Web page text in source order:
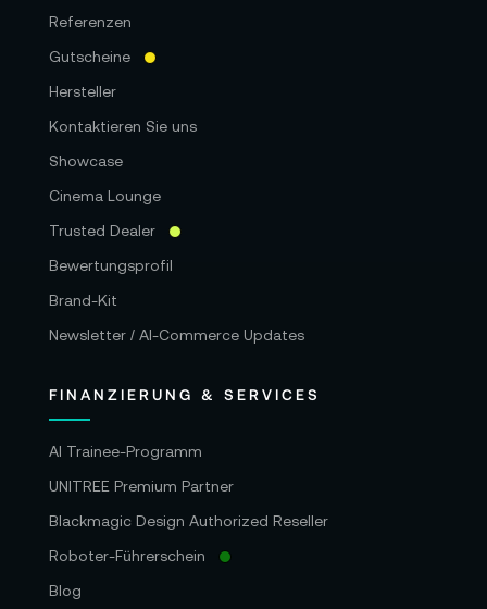
Referenzen
Gutscheine
Hersteller
Kontaktieren Sie uns
Showcase
Cinema Lounge
Trusted Dealer
Bewertungsprofil
Brand-Kit
Newsletter / AI-Commerce Updates
FINANZIERUNG & SERVICES
AI Trainee-Programm
UNITREE Premium Partner
Blackmagic Design Authorized Reseller
Roboter-Führerschein
Blog